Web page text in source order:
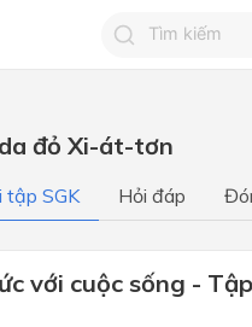
Tìm kiếm
đỏ Xi-át-tơn
tập SGK Hỏi đáp
với cuộc sống -